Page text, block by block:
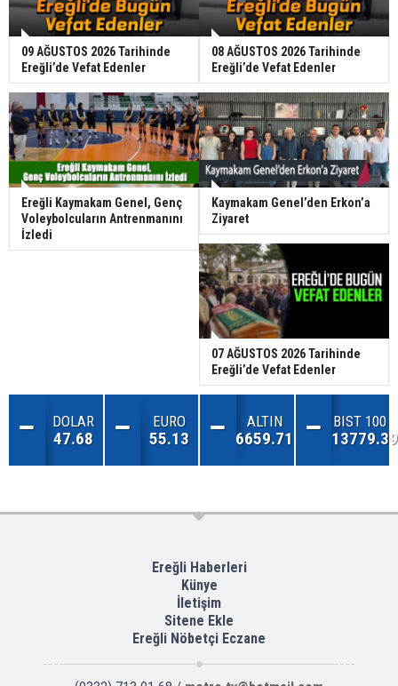
09 AĞUSTOS 2026 Tarihinde
Ereğli’de Vefat Edenler
08 AĞUSTOS 2026 Tarihinde
Ereğli’de Vefat Edenler
Ereğli Kaymakam Genel, Genç
Voleybolcuların Antrenmanını
İzledi
Kaymakam Genel’den Erkon’a
Ziyaret
07 AĞUSTOS 2026 Tarihinde
Ereğli’de Vefat Edenler
DOLAR
47.68
EURO
55.13
ALTIN
6659.71
BIST 100
13779.39
Ereğli Haberleri
Künye
İletişim
Sitene Ekle
Ereğli Nöbetçi Eczane